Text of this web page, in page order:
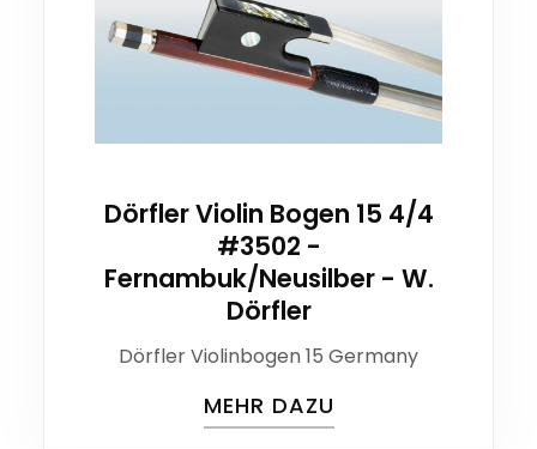
Dörfler Violin Bogen 15 4/4
#3502 -
Fernambuk/Neusilber - W.
Dörfler
Dörfler Violinbogen 15 Germany
MEHR DAZU